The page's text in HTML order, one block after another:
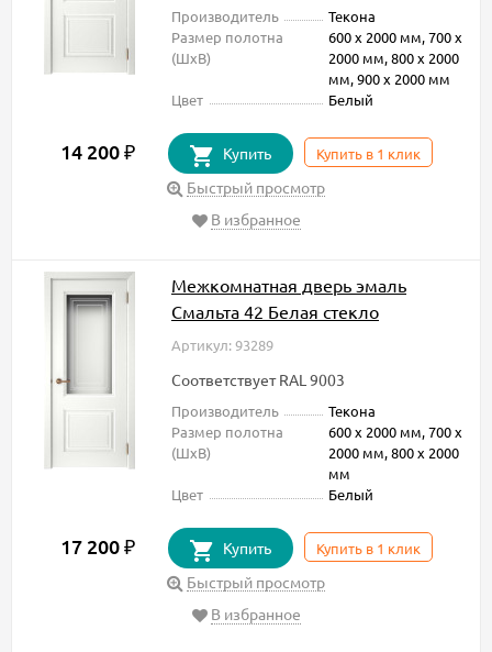
Производитель
Текона
Размер полотна
(ШxВ)
600 х 2000 мм, 700 х
2000 мм, 800 х 2000
мм, 900 х 2000 мм
Цвет
Белый
14 200 ₽ Купить Купить в 1 клик
Быстрый просмотр
В избранное
Межкомнатная дверь эмаль
Смальта 42 Белая стекло
Артикул: 93289
Соответствует RAL 9003
Производитель
Текона
Размер полотна
(ШxВ)
600 х 2000 мм, 700 х
2000 мм, 800 х 2000
мм
Цвет
Белый
17 200 ₽ Купить Купить в 1 клик
Быстрый просмотр
В избранное